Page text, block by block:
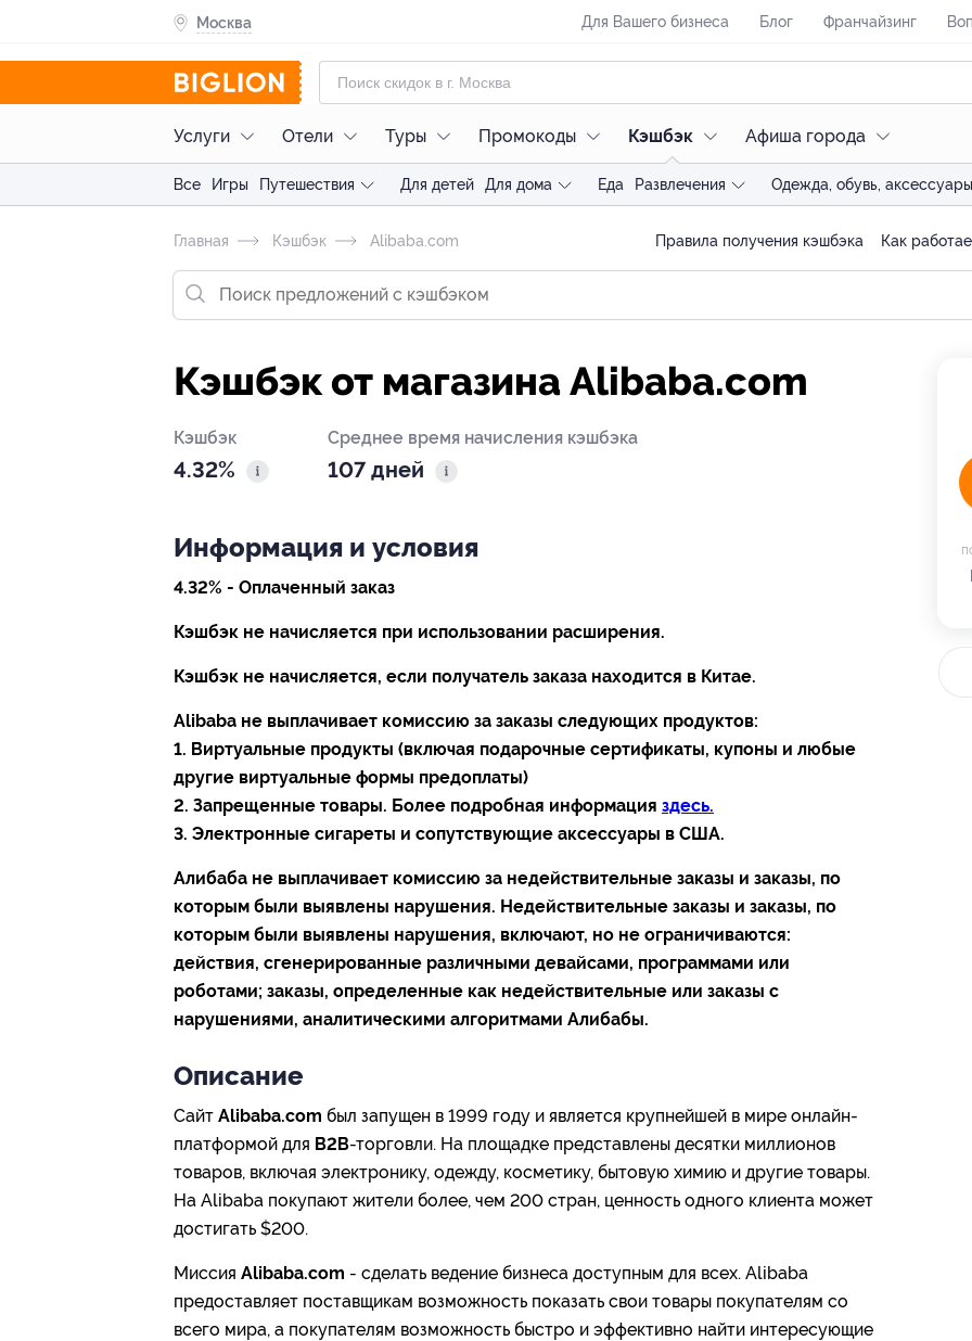
Москва Для Вашего бизнеса Блог Франчайзинг
Услуги Отели Туры Промокоды Кэшбэк Афиша города
Все Игры Путешествия Для детей Для дома Еда Развлечения Одежда, обувь, аксессуары
Главная Кэшбэк Alibaba.com Правила получения кэшбэка Как
Кэшбэк от магазина Alibaba.com
Кэшбэк
4.32%
Среднее время начисления кэшбэка
107 дней
Информация и условия
4.32% - Оплаченный заказ
Кэшбэк не начисляется при использовании расширения.
Кэшбэк не начисляется, если получатель заказа находится в Китае.
Alibaba не выплачивает комиссию за заказы следующих продуктов:
1. Виртуальные продукты (включая подарочные сертификаты, купоны и любые
другие виртуальные формы предоплаты)
2. Запрещенные товары. Более подробная информация здесь.
3. Электронные сигареты и сопутствующие аксессуары в США.
Алибаба не выплачивает комиссию за недействительные заказы и заказы, по
которым были выявлены нарушения. Недействительные заказы и заказы, по
которым были выявлены нарушения, включают, но не ограничиваются:
действия, сгенерированные различными девайсами, программами или
роботами; заказы, определенные как недействительные или заказы с
нарушениями, аналитическими алгоритмами Алибабы.
Описание
Сайт Alibaba.com был запущен в 1999 году и является крупнейшей в мире онлайн-
платформой для В2В-торговли. На площадке представлены десятки миллионов
товаров, включая электронику, одежду, косметику, бытовую химию и другие товары.
На Alibaba покупают жители более, чем 200 стран, ценность одного клиента может
достигать $200.
Миссия Alibaba.com - сделать ведение бизнеса доступным для всех. Alibaba
предоставляет поставщикам возможность показать свои товары покупателям со
всего мира, а покупателям возможность быстро и эффективно найти интересующие